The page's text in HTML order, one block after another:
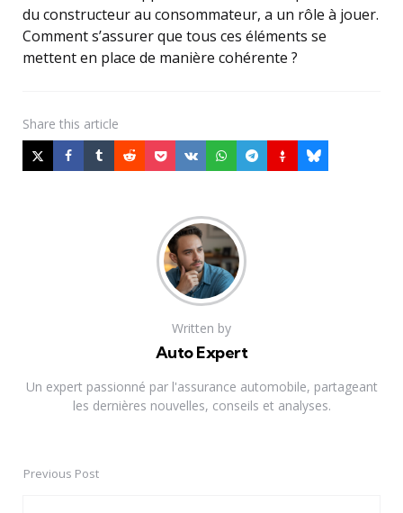
du constructeur au consommateur, a un rôle à jouer.
Comment s’assurer que tous ces éléments se
mettent en place de manière cohérente ?
Share this article
Written by
Auto Expert
Un expert passionné par l'assurance automobile, partageant
les dernières nouvelles, conseils et analyses.
PostPrevious Post